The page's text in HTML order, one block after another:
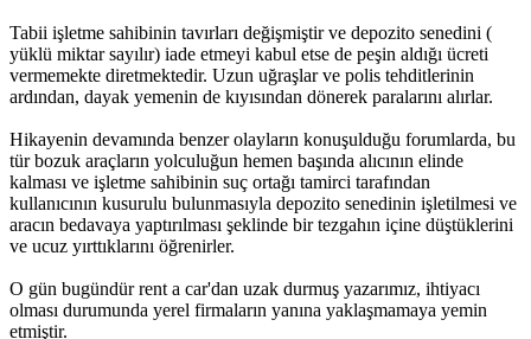
Tabii işletme sahibinin tavırları değişmiştir ve depozito senedini (
yüklü miktar sayılır) iade etmeyi kabul etse de peşin aldığı ücreti
vermemekte diretmektedir. Uzun uğraşlar ve polis tehditlerinin
ardından, dayak yemenin de kıyısından dönerek paralarını alırlar.
Hikayenin devamında benzer olayların konuşulduğu forumlarda, bu
tür bozuk araçların yolculuğun hemen başında alıcının elinde
kalması ve işletme sahibinin suç ortağı tamirci tarafından
kullanıcının kusurulu bulunmasıyla depozito senedinin işletilmesi ve
aracın bedavaya yaptırılması şeklinde bir tezgahın içine düştüklerini
ve ucuz yırttıklarını öğrenirler.
O gün bugündür rent a car'dan uzak durmuş yazarımız, ihtiyacı
olması durumunda yerel firmaların yanına yaklaşmamaya yemin
etmiştir.